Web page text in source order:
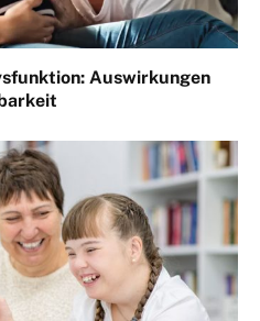
Auswirkungen